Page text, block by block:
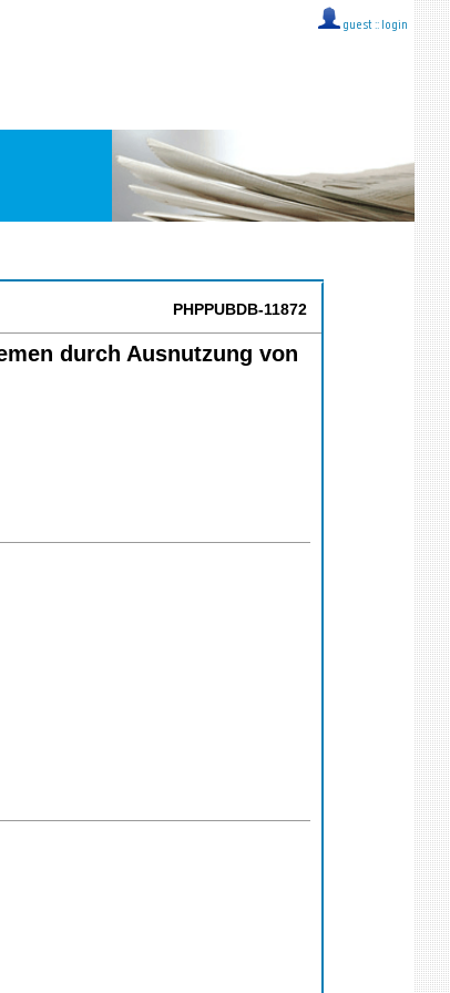
guest :: login
PHPPUBDB-11872
durch Ausnutzung von